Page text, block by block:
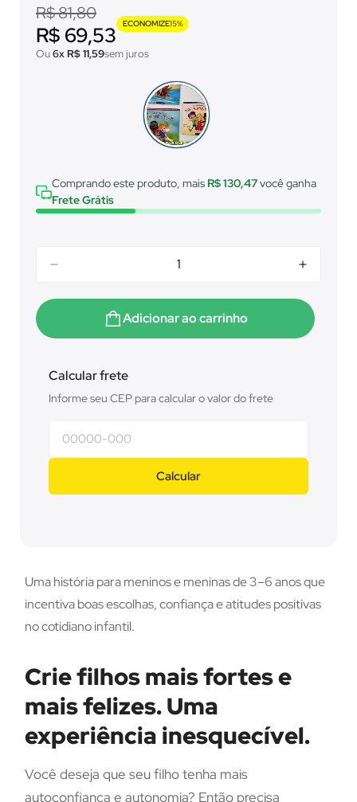
Preço
regular
R$ 81,80
Preço
de
venda
R$ 69,53 ECONOMIZE15%
Ou6xR$ 11,59sem juros
Comprando este produto, mais R$ 130,47você ganha
Frete Grátis
Adicionar ao carrinho
Calcular frete
Informe seu CEP para calcular o valor do frete
Calcular
Uma história para meninos e meninas de 3–6 anos que
incentiva boas escolhas, confiança e atitudes positivas
no cotidiano infantil.
Crie filhos mais fortes e
mais felizes. Uma
experiência inesquecível.
Você deseja que seu filho tenha mais
autoconfiança e autonomia? Então precisa